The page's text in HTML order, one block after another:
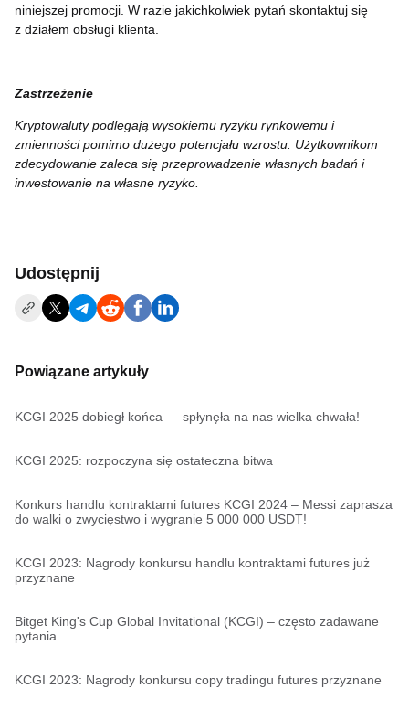
niniejszej promocji. W razie jakichkolwiek pytań skontaktuj się
z działem obsługi klienta.
Zastrzeżenie
Kryptowaluty podlegają wysokiemu ryzyku rynkowemu i
zmienności pomimo dużego potencjału wzrostu. Użytkownikom
zdecydowanie zaleca się przeprowadzenie własnych badań i
inwestowanie na własne ryzyko.
Udostępnij
Powiązane artykuły
KCGI 2025 dobiegł końca — spłynęła na nas wielka chwała!
KCGI 2025: rozpoczyna się ostateczna bitwa
Konkurs handlu kontraktami futures KCGI 2024 – Messi zaprasza
do walki o zwycięstwo i wygranie 5 000 000 USDT!
KCGI 2023: Nagrody konkursu handlu kontraktami futures już
przyznane
Bitget King's Cup Global Invitational (KCGI) – często zadawane
pytania
KCGI 2023: Nagrody konkursu copy tradingu futures przyznane